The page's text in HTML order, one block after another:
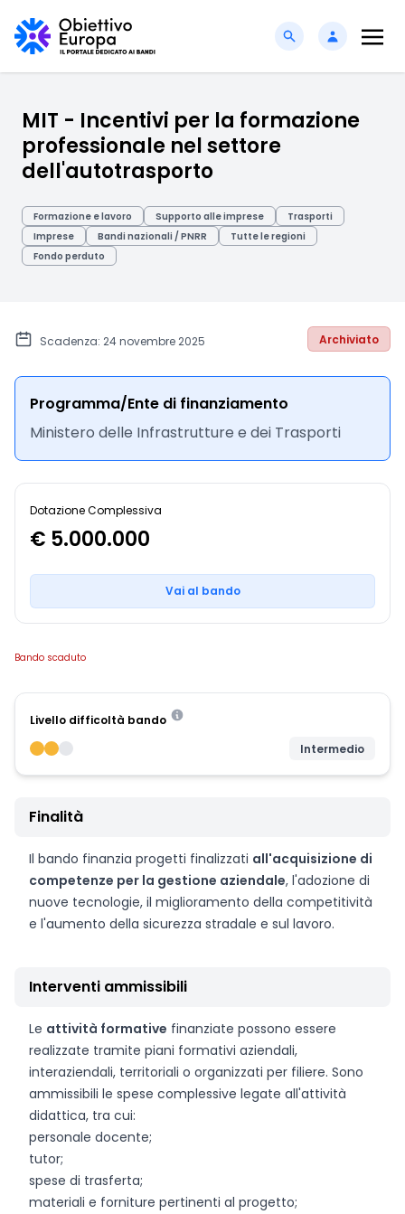
MIT - Incentivi per la formazione
professionale nel settore
dell'autotrasporto
Formazione e lavoro Supporto alle imprese
Trasporti
Imprese
Bandi nazionali / PNRR
Tutte le regioni
Fondo perduto
Scadenza: 24 novembre 2025 Archiviato
Programma/Ente di finanziamento
Ministero delle Infrastrutture e dei Trasporti
Dotazione Complessiva
€ 5.000.000
Vai al bando
Bando scaduto
Livello difficoltà bando
Intermedio
Finalità
Il bando finanzia progetti finalizzati all'acquisizione di
competenze per la gestione aziendale, l'adozione di
nuove tecnologie, il miglioramento della competitività
e l'aumento della sicurezza stradale e sul lavoro.
Interventi ammissibili
Le attività formative finanziate possono essere
realizzate tramite piani formativi aziendali,
interaziendali, territoriali o organizzati per filiere. Sono
ammissibili le spese complessive legate all'attività
didattica, tra cui:
personale docente;
tutor;
spese di trasferta;
materiali e forniture pertinenti al progetto;